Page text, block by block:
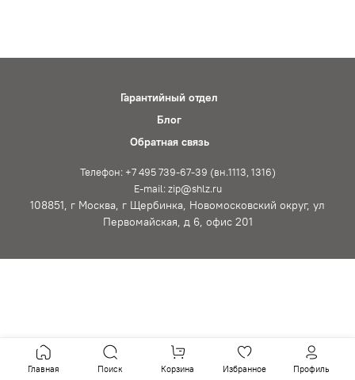
Гарантийный отдел
Блог
Обратная связь
Телефон: +7 495 739-67-39 (вн.1113, 1316)
E-mail: zip@shlz.ru
108851, г Москва, г Щербинка, Новомосковский округ, ул
Первомайская, д 6, офис 201
Главная Поиск Корзина Избранное Профиль